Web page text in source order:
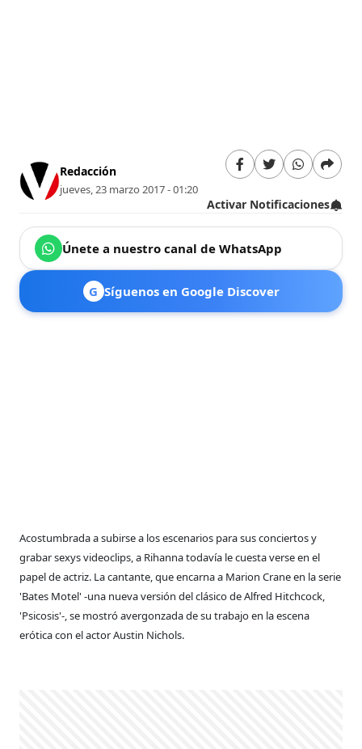
Redacción
jueves, 23 marzo 2017 - 01:20
Activar Notificaciones
Únete a nuestro canal de WhatsApp
G Síguenos en Google Discover
Acostumbrada a subirse a los escenarios para sus conciertos y
grabar sexys videoclips, a Rihanna todavía le cuesta verse en el
papel de actriz. La cantante, que encarna a Marion Crane en la serie
'Bates Motel' -una nueva versión del clásico de Alfred Hitchcock,
'Psicosis'-, se mostró avergonzada de su trabajo en la escena
erótica con el actor Austin Nichols.